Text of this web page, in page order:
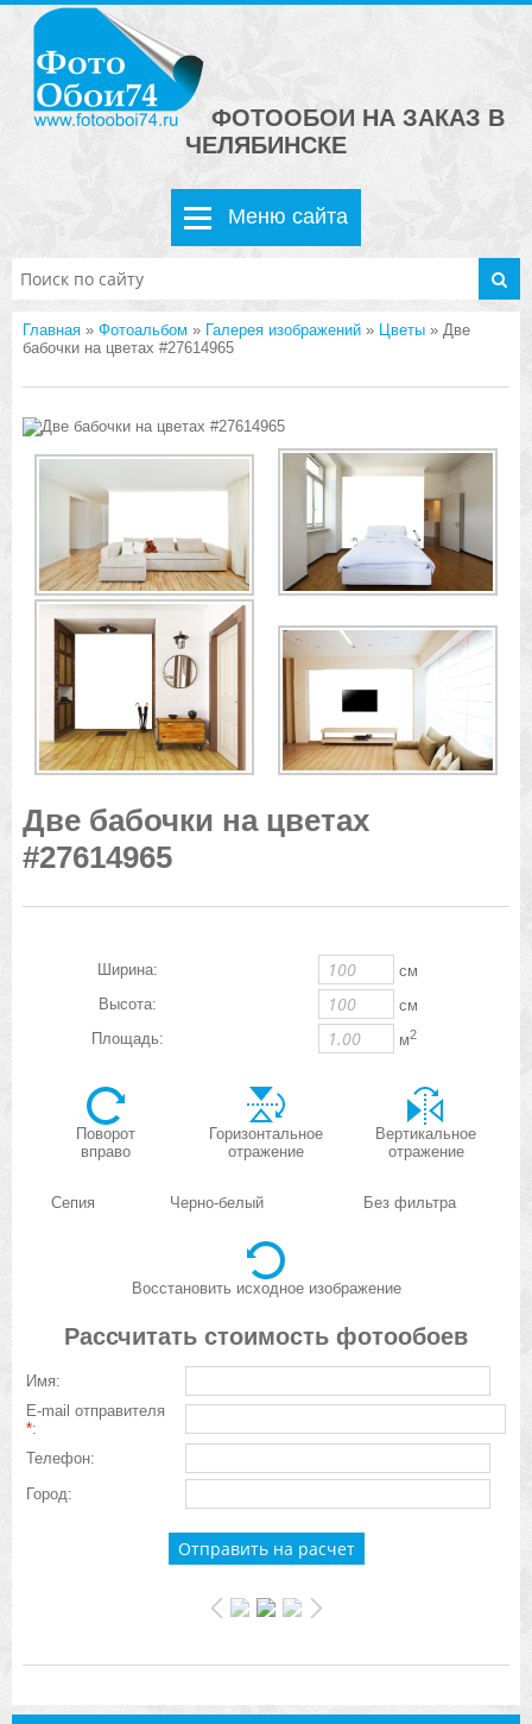
ФОТООБОИ НА ЗАКАЗ В
ЧЕЛЯБИНСКЕ
Меню сайта
Главная » Фотоальбом » Галерея изображений » Цветы » Две
бабочки на цветах #27614965
Две бабочки на цветах
#27614965
Ширина:
см
Высота:
см
Площадь:
м2
Поворот
вправо
Горизонтальное
отражение
Вертикальное
отражение
Сепия Черно-белый Без фильтра
Восстановить исходное изображение
Рассчитать стоимость фотообоев
Имя:
E-mail отправителя
*:
Телефон:
Город: